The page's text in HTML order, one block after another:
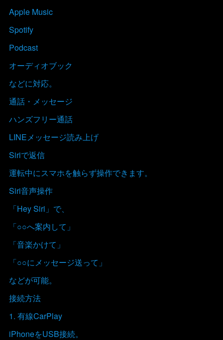
Apple Music
Spotify
Podcast
オーディオブック
などに対応。
通話・メッセージ
ハンズフリー通話
LINEメッセージ読み上げ
Siriで返信
運転中にスマホを触らず操作できます。
Siri音声操作
「Hey Siri」で、
「○○へ案内して」
「音楽かけて」
「○○にメッセージ送って」
などが可能。
接続方法
1. 有線CarPlay
iPhoneをUSB接続。